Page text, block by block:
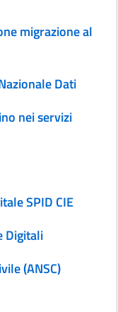
migrazione al
Dati
nei servizi
SPID CIE
Digitali
(ANSC)